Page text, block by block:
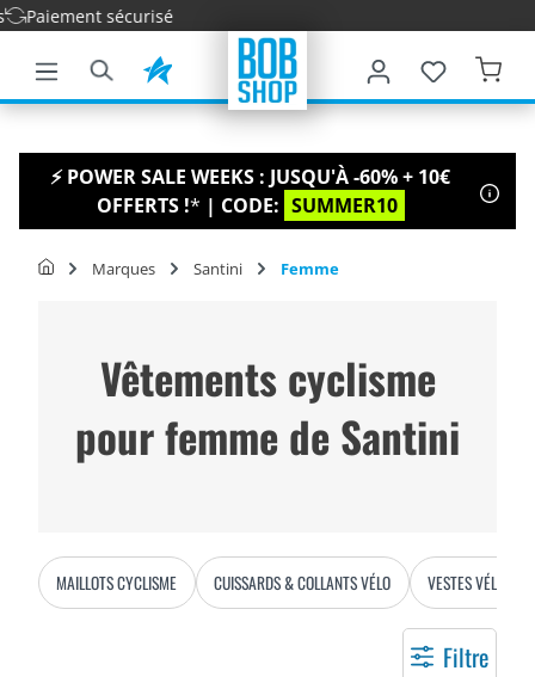
principal
⚡ POWER SALE WEEKS : JUSQU'À -60% + 10€
OFFERTS !* | CODE: SUMMER10
Marques Santini Femme
Vêtements cyclisme
pour femme de Santini
MAILLOTS CYCLISME CUISSARDS & COLLANTS VÉLO VESTES VÉLO
Filtre